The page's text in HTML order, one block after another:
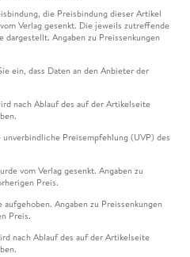
die Preisbindung dieser Artikel
Verlag gesenkt. Die jeweils zutreffende
Angaben zu Preissenkungen
ein, dass Daten an den Anbieter der
nach Ablauf des auf der Artikelseite
Preisempfehlung (UVP) des
vom Verlag gesenkt. Angaben zu
Preis.
Angaben zu Preissenkungen
Preis.
nach Ablauf des auf der Artikelseite